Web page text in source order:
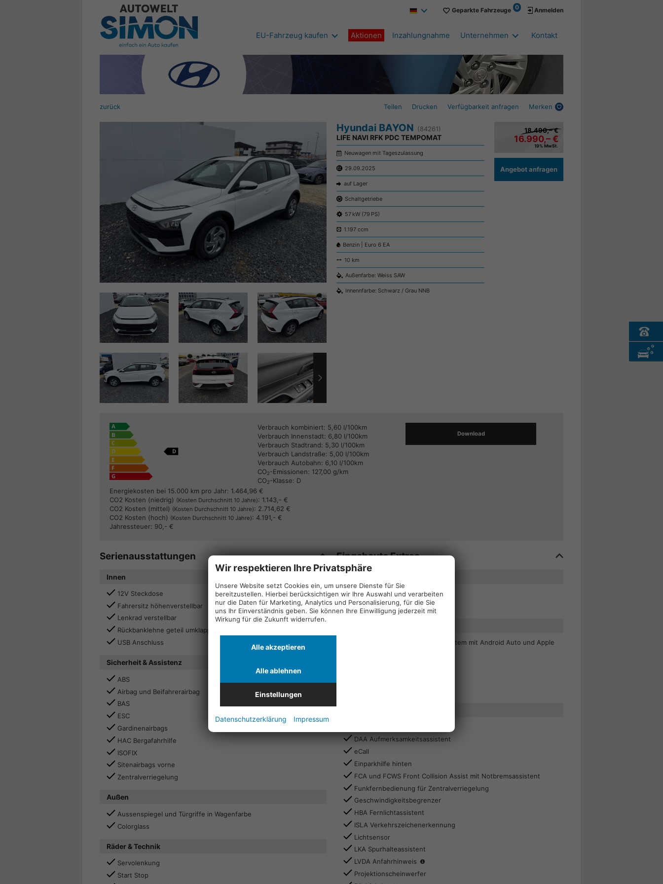
Geparkte Fahrzeuge 0 Anmelden
EU-Fahrzeug kaufen Aktionen Inzahlungnahme Unternehmen Kontakt
zurück Teilen Drucken Verfügbarkeit anfragen Merken
18.490,– €
16.990,– €
19% MwSt.
Angebot anfragen
(84261)
Hyundai BAYON
LIFE NAVI RFK PDC TEMPOMAT
Neuwagen mit Tageszulassung
29.09.2025
auf Lager
Schaltgetriebe
57 kW (79 PS)
1.197 ccm
Benzin | Euro 6 EA
10 km
Außenfarbe: Weiss SAW
Innennfarbe: Schwarz / Grau NNB
Verbrauch kombiniert: 5,60 l/100km
Verbrauch Innenstadt: 6,80 l/100km
Verbrauch Stadtrand: 5,30 l/100km
Verbrauch Landstraße: 5,00 l/100km
Verbrauch Autobahn: 6,10 l/100km
CO2-Emissionen: 127,00 g/km
CO2-Klasse: D
Download
Energiekosten bei 15.000 km pro Jahr: 1.464,96 €
CO2 Kosten (niedrig) (Kosten Durchschnitt 10 Jahre): 1.143,- €
CO2 Kosten (mittel) (Kosten Durchschnitt 10 Jahre): 2.714,62 €
CO2 Kosten (hoch) (Kosten Durchschnitt 10 Jahre): 4.191,- €
Jahressteuer: 90,- €
Serienausstattungen
Innen
12V Steckdose
Fahrersitz höhenverstellbar
Lenkrad verstellbar
Rückbanklehne geteil umklappbar
USB Anschluss
Sicherheit & Assistenz
ABS
Airbag und Beifahrerairbag
BAS
ESC
Gardinenairbags
HAC Bergafahrhilfe
ISOFIX
Sitenairbags vorne
Zentralverriegelung
Außen
Aussenspiegel und Türgriffe in Wagenfarbe
Colorglass
Räder & Technik
Servolenkung
Start Stop
Eingebaute Extras
Klimaanlage
Lederlenkrad
10,25 Zoll Radio NAVIGATON System mit Android Auto und Apple
DAA Aufmerksamkeitsassistent
eCall
Einparkhilfe hinten
FCA und FCWS Front Collision Assist mit Notbremsassistent
Funkfernbedienung für Zentralverriegelung
Geschwindigkeitsbegrenzer
HBA Fernlichtassistent
ISLA Verkehrszeichenerkennung
Lichtsensor
LKA Spurhalteassistent
LVDA Anfahrhinweis
Projektionscheinwerfer
Wir respektieren Ihre Privatsphäre
Unsere Website setzt Cookies ein, um unsere Dienste für Sie
bereitzustellen. Hierbei berücksichtigen wir Ihre Auswahl und verarbeiten
nur die Daten für Marketing, Analytics und Personalisierung, für die Sie
uns Ihr Einverständnis geben. Sie können Ihre Einwilligung jederzeit mit
Wirkung für die Zukunft widerrufen.
Alle akzeptieren
Alle ablehnen
Einstellungen
Datenschutzerklärung Impressum